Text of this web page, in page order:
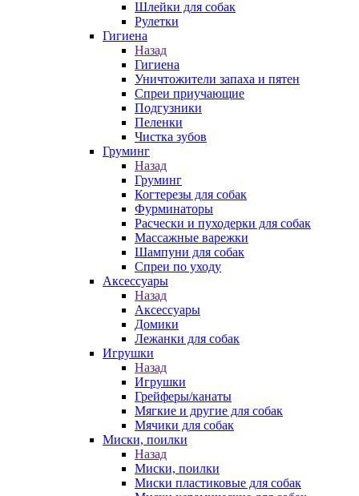
Шлейки для собак
Рулетки
Гигиена
Назад
Гигиена
Уничтожители запаха и пятен
Спреи приучающие
Подгузники
Пеленки
Чистка зубов
Груминг
Назад
Груминг
Когтерезы для собак
Фурминаторы
Расчески и пуходерки для собак
Массажные варежки
Шампуни для собак
Спреи по уходу
Аксессуары
Назад
Аксессуары
Домики
Лежанки для собак
Игрушки
Назад
Игрушки
Грейферы/канаты
Мягкие и другие для собак
Мячики для собак
Миски, поилки
Назад
Миски, поилки
Миски пластиковые для собак